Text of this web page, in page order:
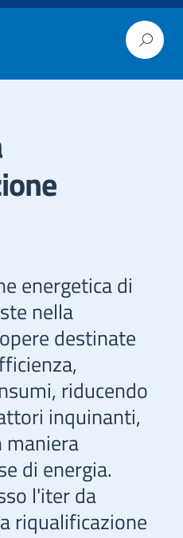
energetica di
nella
destinate
riducendo
inquinanti,
maniera
di energia.
l'iter da
riqualificazione